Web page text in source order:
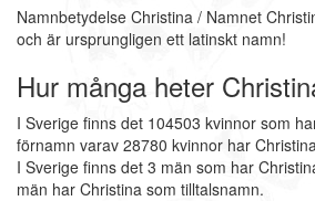
Namnbetydelse Christina / Namnet
och är ursprungligen ett latinskt namn!
Hur många heter
I Sverige finns det 104503 kvinnor som
förnamn varav 28780 kvinnor har
I Sverige finns det 3 män som har
män har Christina som tilltalsnamn.